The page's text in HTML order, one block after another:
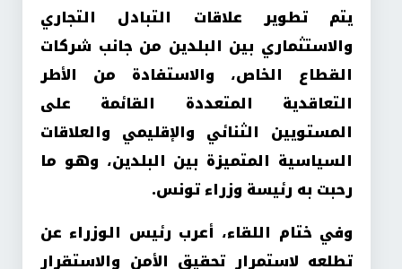
يتم تطوير علاقات التبادل التجاري
والاستثماري بين البلدين من جانب شركات
القطاع الخاص، والاستفادة من الأطر
التعاقدية المتعددة القائمة على
المستويين الثنائي والإقليمي والعلاقات
السياسية المتميزة بين البلدين، وهو ما
رحبت به رئيسة وزراء تونس.
وفي ختام اللقاء، أعرب رئيس الوزراء عن
تطلعه لاستمرار تحقيق الأمن والاستقرار